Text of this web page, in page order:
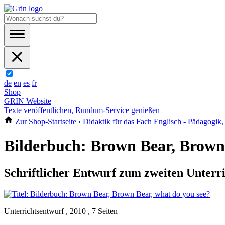
de en es fr
Shop
GRIN Website
Texte veröffentlichen, Rundum-Service genießen
Zur Shop-Startseite › Didaktik für das Fach Englisch - Pädagogik,
Bilderbuch: Brown Bear,
Schriftlicher Entwurf zum zweiten
Unterrichtsentwurf , 2010 , 7 Seiten